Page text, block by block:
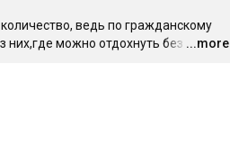
ведь по гражданскому
них,где можно отдохнуть без заг …
...more